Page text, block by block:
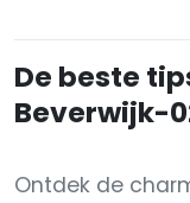
De beste
Beverwijk-
Ontdek de